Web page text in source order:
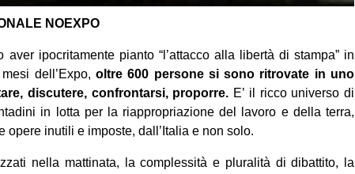
NOEXPO
ipocritamente pianto “l’attacco alla libertà di stampa” in
dell’Expo, oltre 600 persone si sono ritrovate in uno
discutere, confrontarsi, proporre. E’ il ricco universo di
in lotta per la riappropriazione del lavoro e della terra,
inutili e imposte, dall’Italia e non solo.
nella mattinata, la complessità e pluralità di dibattito, la